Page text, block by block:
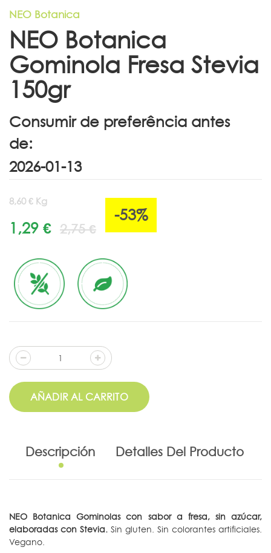
NEO Botanica
NEO Botanica
Gominola Fresa Stevia
150gr
Consumir de preferência antes
de:
8,60 € Kg
1,29 € 2,75 €
-53%
AÑADIR AL CARRITO
Descripción Detalles Del Producto
NEO Botanica Gominolas con sabor a fresa, sin azúcar,
elaboradas con Stevia. Sin gluten. Sin colorantes artificiales.
Vegano.